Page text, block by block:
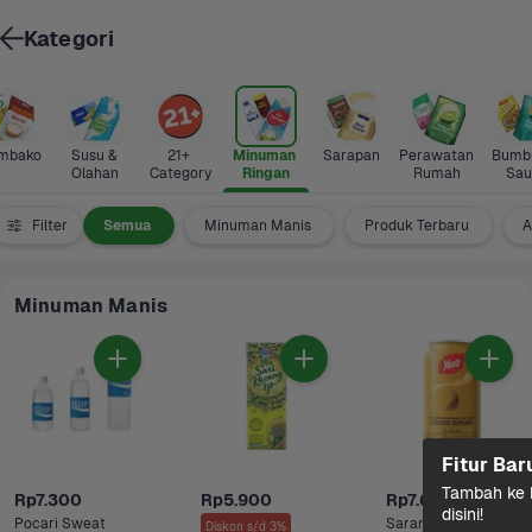
Susu &
Olahan
21+
Category
Minuman
Ringan
Sarapan
Perawatan
Rumah
Filter Semua Minuman Manis Produk Terbaru
Minuman Manis
Rp7.300
Pocari Sweat
Rp5.900
Diskon s/d 3%
Rp7.600
Sarang Burung
Kategori
Fitur
Tambah ke
disini!